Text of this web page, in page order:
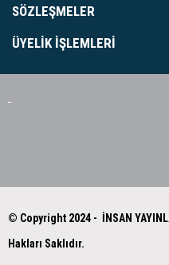
SÖZLEŞMELER
ÜYELIK İŞLEMLERI
© Copyright 2024 - İNSAN
Hakları Saklıdır.